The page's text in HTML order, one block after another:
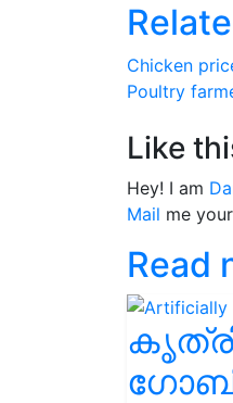
Chicken
Poultry
Like
Hey! I am
Mail me
Read